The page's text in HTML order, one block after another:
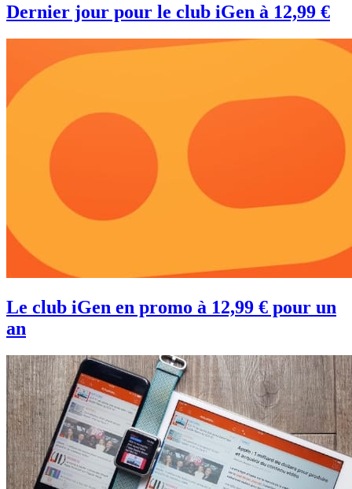
Dernier jour pour le club iGen à 12,99 €
Le club iGen en promo à 12,99 € pour un
an